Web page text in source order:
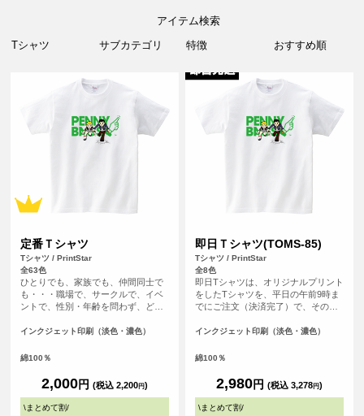
アイテム検索
定番Ｔシャツ
Tシャツ / PrintStar
全63色
ひとりでも、家族でも、仲間同士で
も・・・職場で、サークルで、イベ
ントで、性別・年齢を問わず、どな
ルエット。適度な厚みが着崩れを防
れたTシャツです。豊富なカラーサイ
ただけます。
インクジェット印刷（淡色・濃色）
綿100％
2,000円 (税込 2,200円)
\まとめて割/
即日Ｔシャツ(TOMS-85)
Tシャツ / PrintStar
全8色
即日Tシャツは、オリジナルプリント
をしたTシャツを、平日の午前9時ま
でにご注文（決済完了）で、その日
急なイベント、注文し忘れ、すぐに
利！もちろんフルカラープリントし
シャツは人気の定番Tシャツと同じ安
心のPrintstar（00085-CVT）です。
インクジェット印刷（淡色・濃色）
綿100％
2,980円 (税込 3,278円)
\まとめて割/